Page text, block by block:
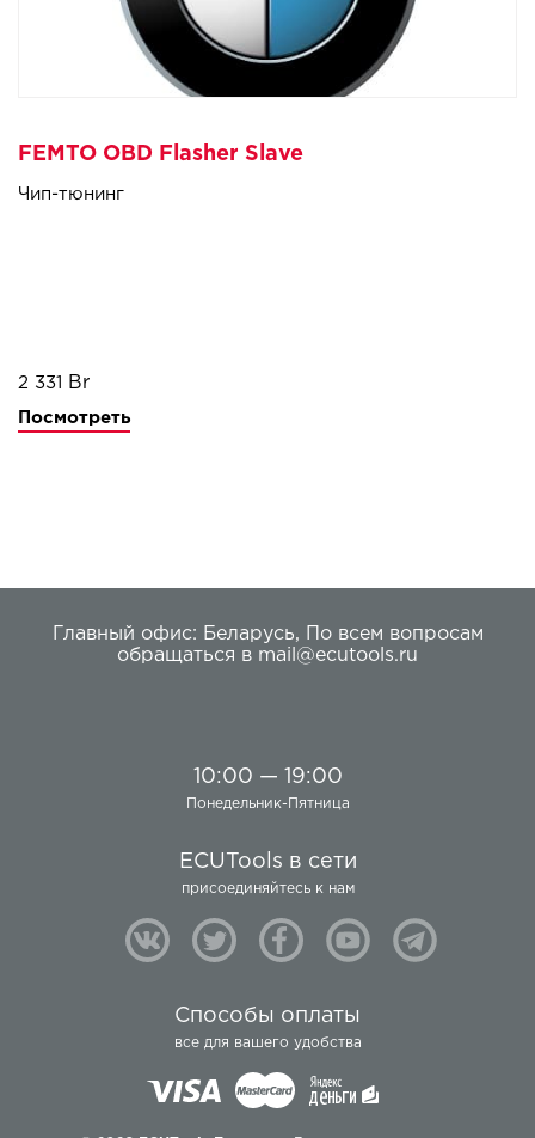
FEMTO OBD Flasher Slave
Чип-тюнинг
2 331
Посмотреть
Главный офис: Беларусь,
По всем вопросам
обращаться в mail@ecutools.ru
10:00 — 19:00
Понедельник-Пятница
ECUTools в сети
присоединяйтесь к нам
Способы оплаты
все для вашего удобства